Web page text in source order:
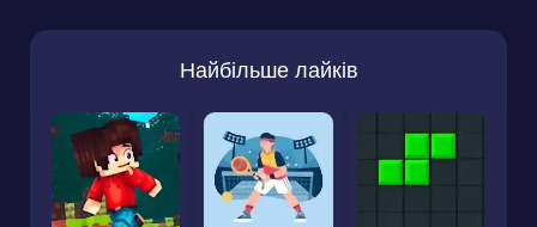
Найбільше лайків